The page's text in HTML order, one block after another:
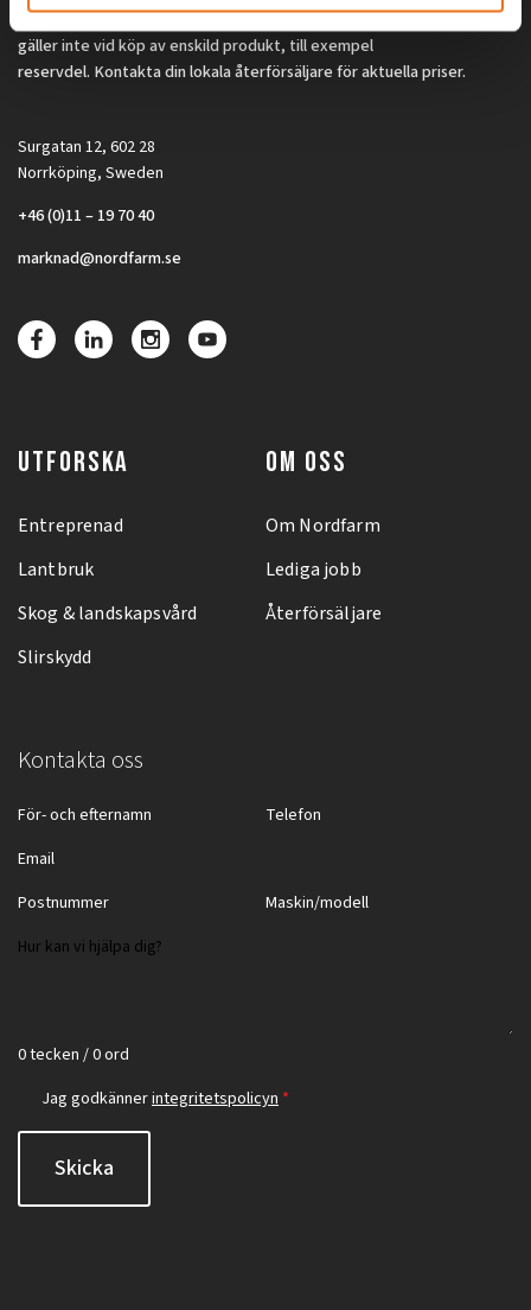
Alla priser på tillbehör och tillval gäller vid köp av ny maskin. Priserna
gäller inte vid köp av enskild produkt, till exempel
reservdel. Kontakta din lokala återförsäljare för aktuella priser.
Surgatan 12, 602 28
Norrköping, Sweden
+46 (0)11 – 19 70 40
marknad@nordfarm.se
UTFORSKA
Entreprenad
Lantbruk
Skog & landskapsvård
Slirskydd
OM OSS
Om Nordfarm
Lediga jobb
Återförsäljare
Kontakta oss
0 tecken / 0 ord
Jag godkännerintegritetspolicyn *
Skicka